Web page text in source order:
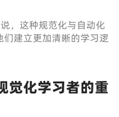
，这种规范化与自动化
建立更加清晰的学习逻
觉化学习者的重